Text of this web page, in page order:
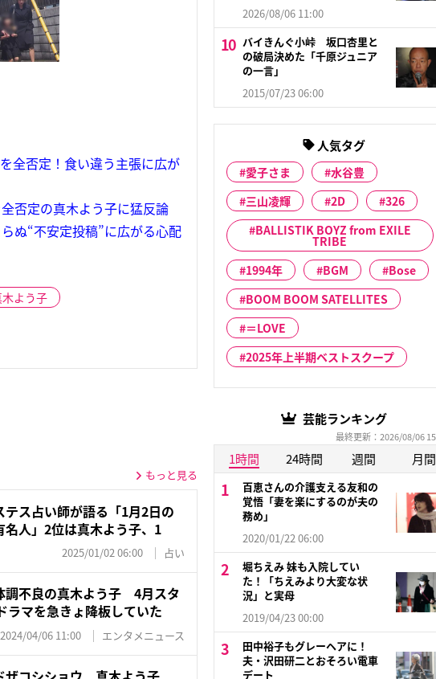
全否定！食い違う主張に広が
否定の真木よう子に猛反論
ぬ“不安定投稿”に広がる心配
よう子
もっと見る
テス占い師が語る「1月2日の
名人」2位は真木よう子、1
2025/01/02 06:00 占い
調不良の真木よう子 4月スタ
ラマを急きょ降板していた
2024/04/06 11:00 エンタメニュース
2026/08/06 11:00
バイきんぐ小峠 坂口杏里と
の破局決めた「千原ジュニア
の一言」
2015/07/23 06:00
人気タグ
愛子さま
水谷豊
三山凌輝
2D
326
BALLISTIK BOYZ from EXILE
TRIBE
1994年
BGM
Bose
BOOM BOOM SATELLITES
＝LOVE
2025年上半期ベストスクープ
芸能ランキング
最終更新：2026/08/06
1時間 24時間 週間 月間
百恵さんの介護支える友和の
覚悟「妻を楽にするのが夫の
務め」
2020/01/22 06:00
堀ちえみ 妹も入院してい
た！「ちえみより大変な状
況」と実母
2019/04/23 00:00
田中裕子もグレーヘアに！
夫・沢田研二とおそろい電車
デート